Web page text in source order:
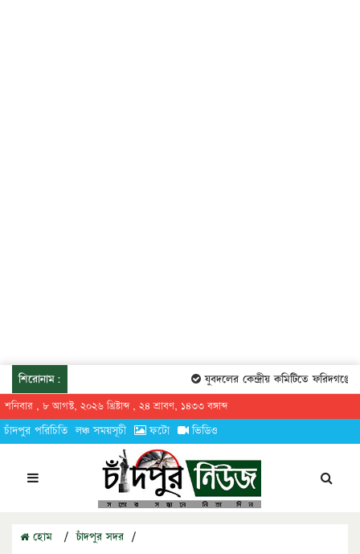
শিরোনাম: যুবদলের কেন্দ্রীয় কমিটিতে ফরিদগঞ্জের
শনিবার , ৮ আগস্ট, ২০২৬ খ্রিষ্টাব্দ , ২৪ শ্রাবণ, ১৪৩৩ বঙ্গাব্দ
চাঁদপুর পরিচিতি লঞ্চ সময়সূচী ফটো ভিডিও
হোম / চাঁদপুর সদর /